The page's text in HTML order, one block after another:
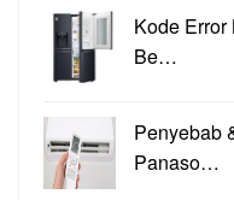
Kode Error
Be…
Penyebab
Panaso…